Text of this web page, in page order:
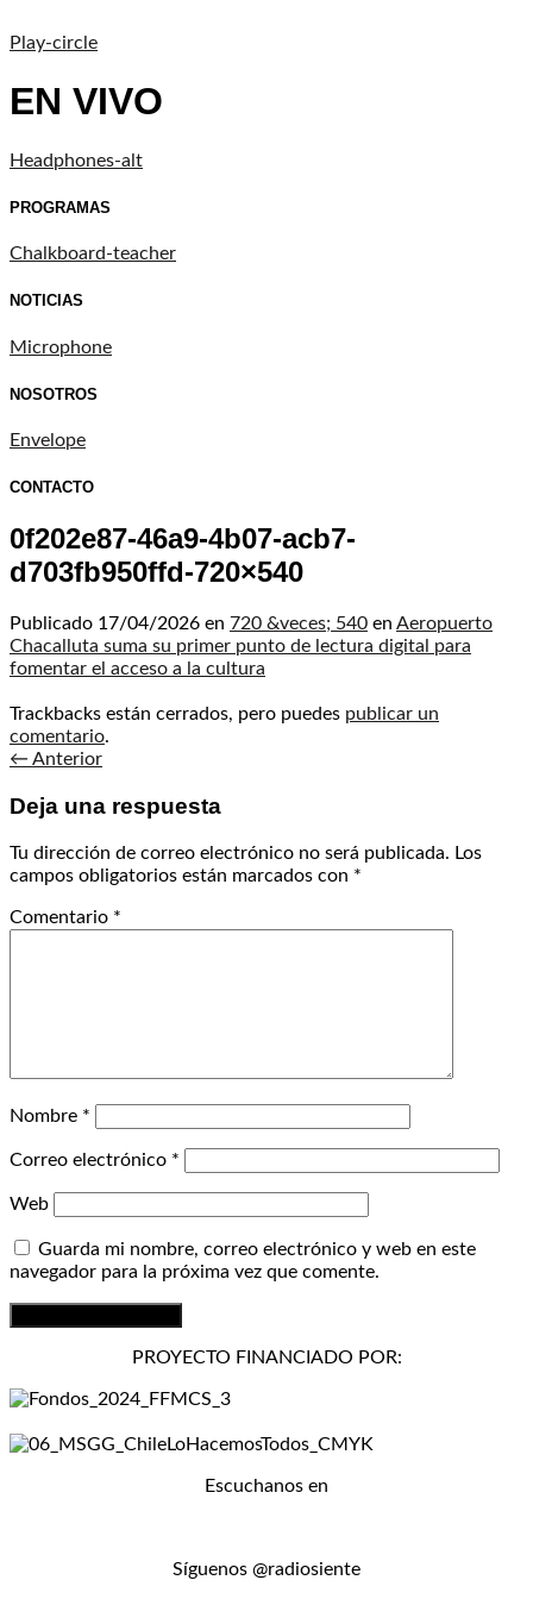
Play-circle
EN VIVO
Headphones-alt
PROGRAMAS
Chalkboard-teacher
NOTICIAS
Microphone
NOSOTROS
Envelope
CONTACTO
0f202e87-46a9-4b07-acb7-
d703fb950ffd-720×540
Publicado 17/04/2026 en 720 &veces; 540 en Aeropuerto
Chacalluta suma su primer punto de lectura digital para
fomentar el acceso a la cultura
Trackbacks están cerrados, pero puedes publicar un
comentario.
← Anterior
Deja una respuesta
Tu dirección de correo electrónico no será publicada. Los
campos obligatorios están marcados con *
Comentario *
Nombre *
Correo electrónico *
Web
Guarda mi nombre, correo electrónico y web en este
navegador para la próxima vez que comente.
PROYECTO FINANCIADO POR:
Escuchanos en
Síguenos @radiosiente